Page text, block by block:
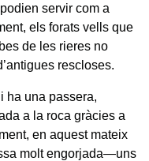
servir com a
els forats vells que
de les rieres no
rescloses.
ha una passera,
a la roca gràcies a
en aquest mateix
molt engorjada—uns